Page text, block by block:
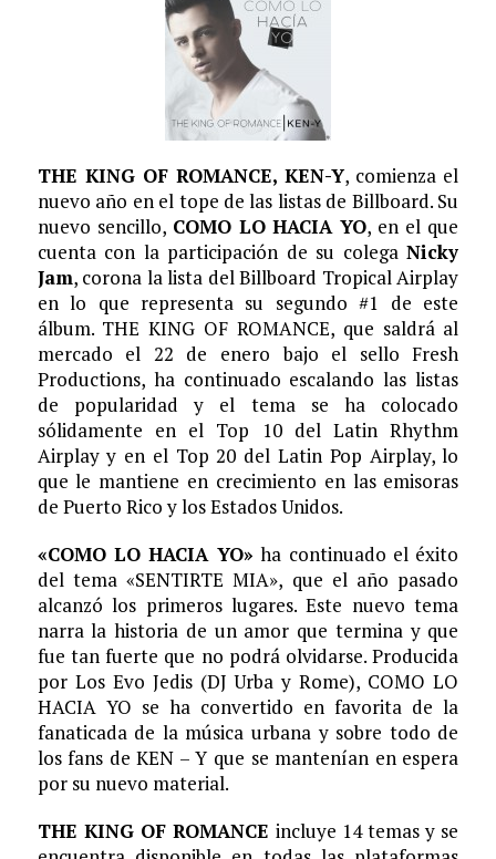
THE KING OF ROMANCE, KEN-Y, comienza el
nuevo año en el tope de las listas de Billboard. Su
nuevo sencillo, COMO LO HACIA YO, en el que
cuenta con la participación de su colegaNicky
Jam, corona la lista del Billboard Tropical Airplay
en lo que representa su segundo #1 de este
álbum. THE KING OF ROMANCE, que saldrá al
mercado el 22 de enero bajo el sello Fresh
Productions, ha continuado escalando las listas
de popularidad y el tema se ha colocado
sólidamente en el Top 10 del Latin Rhythm
Airplay y en el Top 20 del Latin Pop Airplay, lo
que le mantiene en crecimiento en las emisoras
de Puerto Rico y los Estados Unidos.
«COMO LO HACIA YO» ha continuado el éxito
del tema «SENTIRTE MIA», que el año pasado
alcanzó los primeros lugares. Este nuevo tema
narra la historia de un amor que termina y que
fue tan fuerte que no podrá olvidarse. Producida
por Los Evo Jedis (DJ Urba y Rome), COMO LO
HACIA YO se ha convertido en favorita de la
fanaticada de la música urbana y sobre todo de
los fans de KEN – Y que se mantenían en espera
por su nuevo material.
THE KING OF ROMANCE incluye 14 temas y se